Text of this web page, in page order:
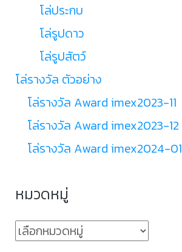
โล่ประกบ
โล่รูปดาว
โล่รูปสัตว์
โล่รางวัล ตัวอย่าง
โล่รางวัล Award imex2023-11
โล่รางวัล Award imex2023-12
โล่รางวัล Award imex2024-01
หมวดหมู่
หมวด